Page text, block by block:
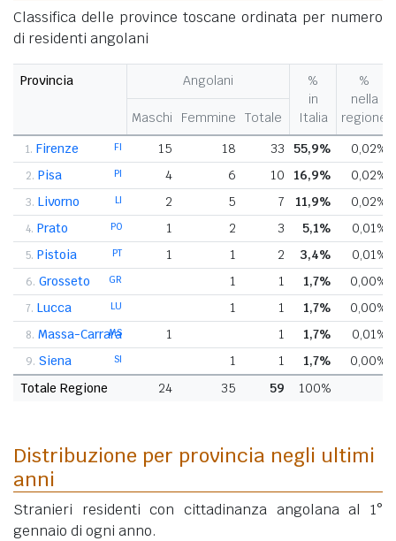
Classifica delle province toscane ordinata per numero
di residenti angolani
Provincia Angolani
%
in
Italia
%
nella
regione
Maschi Femmine Totale
1. FI
Firenze 15 18 33 55,9% 0,02%
2. PI
Pisa 4 6 10 16,9% 0,02%
3. LI
Livorno 2 5 7 11,9% 0,02%
4. PO
Prato 1 2 3 5,1% 0,01%
5. PT
Pistoia 1 1 2 3,4% 0,01%
6. GR
Grosseto 1 1 1,7% 0,00%
7. LU
Lucca 1 1 1,7% 0,00%
8. MS
Massa-Carrara 1 1 1,7% 0,01%
9. SI
Siena 1 1 1,7%
0,00%
Totale Regione
24 35 59 100%
Distribuzione per provincia negli ultimi
anni
Stranieri residenti con cittadinanza angolana al 1°
gennaio di ogni anno.